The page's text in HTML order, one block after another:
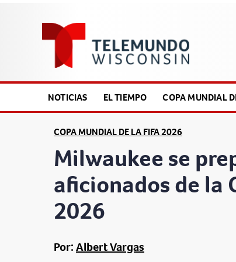
NOTICIAS EL TIEMPO COPA MUNDIAL
COPA MUNDIAL DE LA FIFA 2026
Milwaukee se
aficionados de la
2026
Por:Albert Vargas